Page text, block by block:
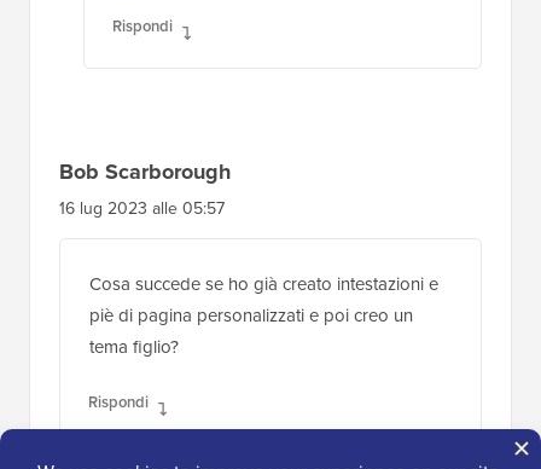
Rispondi
Bob Scarborough
16 lug 2023 alle 05:57
Cosa succede se ho già creato intestazioni e
piè di pagina personalizzati e poi creo un
tema figlio?
Rispondi